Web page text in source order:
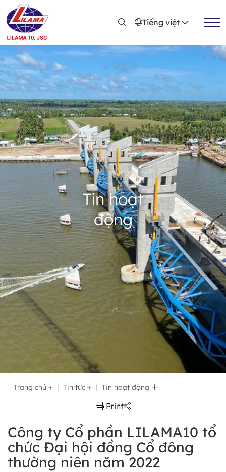
Nhảy đến nội dung
Tiếng việt
Tin hoạt
động
Trang chủ Tin tức Tin hoạt động
Print
Công ty Cổ phần LILAMA10 tổ
chức Đại hội đồng Cổ đông
thường niên năm 2022